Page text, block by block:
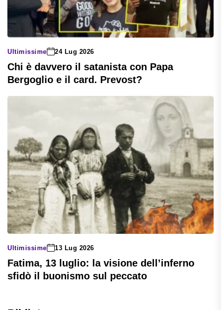
Ultimissime 24 Lug 2026
Chi è davvero il satanista con Papa
Bergoglio e il card. Prevost?
Ultimissime 13 Lug 2026
Fatima, 13 luglio: la visione dell’inferno
sfidò il buonismo sul peccato